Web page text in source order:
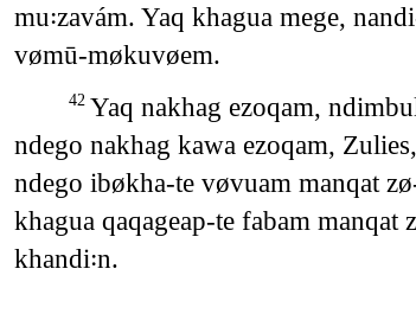
mu꞉zavám. Yaq khagua mege,
vømū-møkuvøem.
42 Yaq nakhag ezoqam,
ndego nakhag kawa ezoqam,
ndego ibøkha-te vøvuam manqat
khagua qaqageap-te fabam
khandi꞉n.